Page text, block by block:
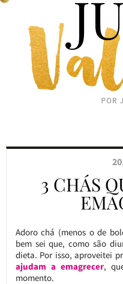
3 CHÁS
Adoro chá (menos o de
bem sei que, como são
dieta. Por isso, aproveitei
ajudam a emagrecer,
momento.